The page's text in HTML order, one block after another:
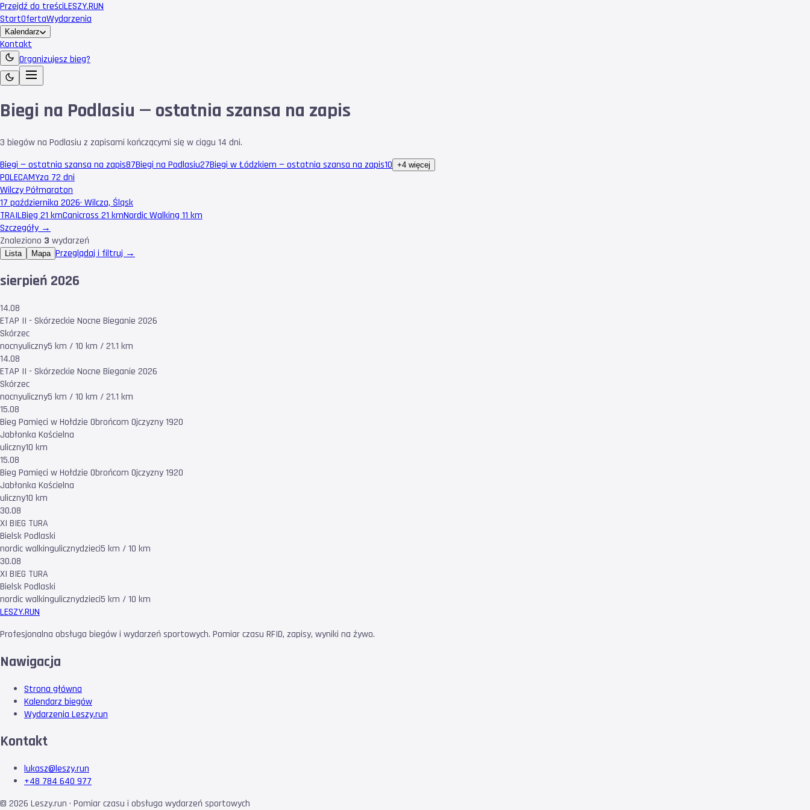
Przejdź do treściLESZY.RUN
StartOfertaWydarzenia
Kalendarz
Kontakt
Organizujesz bieg?
Biegi na Podlasiu — ostatnia szansa na zapis
3 biegów na Podlasiu z zapisami kończącymi się w ciągu 14 dni.
Biegi — ostatnia szansa na zapis87Biegi na Podlasiu27Biegi w Łódzkiem — ostatnia szansa na zapis10 +4 więcej
POLECAMYza 72 dni
Wilczy Półmaraton
17 października 2026· Wilcza, Śląsk
TRAILBieg 21 kmCanicross 21 kmNordic Walking 11 km
Szczegóły →
Znaleziono 3 wydarzeń
Lista Mapa Przeglądaj i filtruj →
sierpień 2026
14.08
ETAP II - Skórzeckie Nocne Bieganie 2026
Skórzec
nocnyuliczny5 km / 10 km / 21.1 km
14.08
ETAP II - Skórzeckie Nocne Bieganie 2026
Skórzec
nocnyuliczny5 km / 10 km / 21.1 km
15.08
Bieg Pamięci w Hołdzie Obrońcom Ojczyzny 1920
Jabłonka Kościelna
uliczny10 km
15.08
Bieg Pamięci w Hołdzie Obrońcom Ojczyzny 1920
Jabłonka Kościelna
uliczny10 km
30.08
XI BIEG TURA
Bielsk Podlaski
nordic walkingulicznydzieci5 km / 10 km
30.08
XI BIEG TURA
Bielsk Podlaski
nordic walkingulicznydzieci5 km / 10 km
LESZY.RUN
Profesjonalna obsługa biegów i wydarzeń sportowych. Pomiar czasu RFID, zapisy, wyniki na żywo.
Nawigacja
Strona główna
Kalendarz biegów
Wydarzenia Leszy.run
Kontakt
lukasz@leszy.run
+48 784 640 977
© 2026 Leszy.run · Pomiar czasu i obsługa wydarzeń sportowych